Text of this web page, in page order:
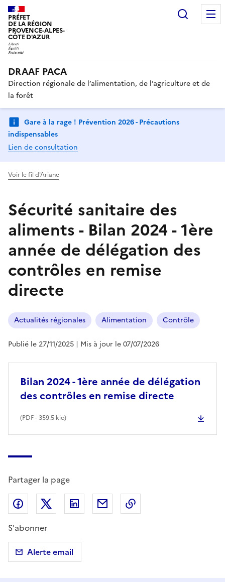
PRÉFET
DE LA RÉGION
PROVENCE-ALPES-
CÔTE D'AZUR
DRAAF PACA
Direction régionale de l’alimentation, de l’agriculture et de
la forêt
Gare à la rage ! Prévention 2026 - Précautions
indispensables
Lien de consultation
Voir le fil d'Ariane
Sécurité sanitaire des
aliments - Bilan 2024 - 1ère
année de délégation des
contrôles en remise
directe
Actualités régionales Alimentation Contrôle
Publié le 27/11/2025 | Mis à jour le 07/07/2026
Bilan 2024 - 1ère année de délégation
des contrôles en remise directe
(PDF- 359.5 kio)
Partager la page
Partager sur Facebook
Partager sur X (anciennement Twitter)
Partager sur LinkedIn
Partager par email
S'abonner
Alerte email